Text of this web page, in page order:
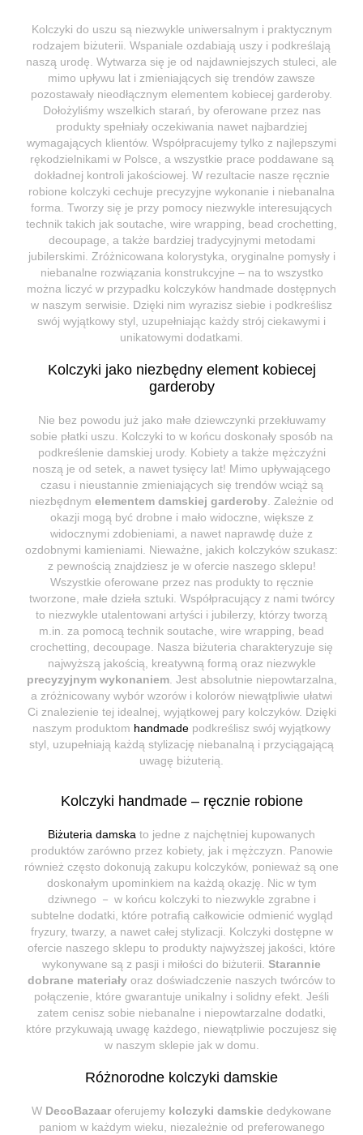
Kolczyki do uszu są niezwykle uniwersalnym i praktycznym
rodzajem biżuterii. Wspaniale ozdabiają uszy i podkreślają
naszą urodę. Wytwarza się je od najdawniejszych stuleci, ale
mimo upływu lat i zmieniających się trendów zawsze
pozostawały nieodłącznym elementem kobiecej garderoby.
Dołożyliśmy wszelkich starań, by oferowane przez nas
produkty spełniały oczekiwania nawet najbardziej
wymagających klientów. Współpracujemy tylko z najlepszymi
rękodzielnikami w Polsce, a wszystkie prace poddawane są
dokładnej kontroli jakościowej. W rezultacie nasze ręcznie
robione kolczyki cechuje precyzyjne wykonanie i niebanalna
forma. Tworzy się je przy pomocy niezwykle interesujących
technik takich jak soutache, wire wrapping, bead crochetting,
decoupage, a także bardziej tradycyjnymi metodami
jubilerskimi. Zróżnicowana kolorystyka, oryginalne pomysły i
niebanalne rozwiązania konstrukcyjne – na to wszystko
można liczyć w przypadku kolczyków handmade dostępnych
w naszym serwisie. Dzięki nim wyrazisz siebie i podkreślisz
swój wyjątkowy styl, uzupełniając każdy strój ciekawymi i
unikatowymi dodatkami.
Kolczyki jako niezbędny element kobiecej
garderoby
Nie bez powodu już jako małe dziewczynki przekłuwamy
sobie płatki uszu. Kolczyki to w końcu doskonały sposób na
podkreślenie damskiej urody. Kobiety a także mężczyźni
noszą je od setek, a nawet tysięcy lat! Mimo upływającego
czasu i nieustannie zmieniających się trendów wciąż są
niezbędnym elementem damskiej garderoby . Zależnie od
okazji mogą być drobne i mało widoczne, większe z
widocznymi zdobieniami, a nawet naprawdę duże z
ozdobnymi kamieniami. Nieważne, jakich kolczyków szukasz:
z pewnością znajdziesz je w ofercie naszego sklepu!
Wszystkie oferowane przez nas produkty to ręcznie
tworzone, małe dzieła sztuki. Współpracujący z nami twórcy
to niezwykle utalentowani artyści i jubilerzy, którzy tworzą
m.in. za pomocą technik soutache, wire wrapping, bead
crochetting, decoupage. Nasza biżuteria charakteryzuje się
najwyższą jakością, kreatywną formą oraz niezwykle
precyzyjnym wykonaniem. Jest absolutnie niepowtarzalna,
a zróżnicowany wybór wzorów i kolorów niewątpliwie ułatwi
Ci znalezienie tej idealnej, wyjątkowej pary kolczyków. Dzięki
naszym produktom handmade podkreślisz swój wyjątkowy
styl, uzupełniają każdą stylizację niebanalną i przyciągającą
uwagę biżuterią.
Kolczyki handmade – ręcznie robione
Biżuteria damska to jedne z najchętniej kupowanych
produktów zarówno przez kobiety, jak i mężczyzn. Panowie
również często dokonują zakupu kolczyków, ponieważ są one
doskonałym upominkiem na każdą okazję. Nic w tym
dziwnego － w końcu kolczyki to niezwykle zgrabne i
subtelne dodatki, które potrafią całkowicie odmienić wygląd
fryzury, twarzy, a nawet całej stylizacji. Kolczyki dostępne w
ofercie naszego sklepu to produkty najwyższej jakości, które
wykonywane są z pasji i miłości do biżuterii. Starannie
dobrane materiały oraz doświadczenie naszych twórców to
połączenie, które gwarantuje unikalny i solidny efekt. Jeśli
zatem cenisz sobie niebanalne i niepowtarzalne dodatki,
które przykuwają uwagę każdego, niewątpliwie poczujesz się
w naszym sklepie jak w domu.
Różnorodne kolczyki damskie
W DecoBazaar oferujemy kolczyki damskie dedykowane
paniom w każdym wieku, niezależnie od preferowanego